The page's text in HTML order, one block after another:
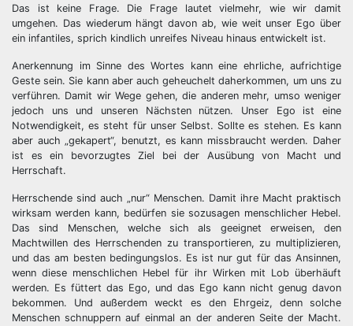
Das ist keine Frage. Die Frage lautet vielmehr, wie wir damit
umgehen. Das wiederum hängt davon ab, wie weit unser Ego über
ein infantiles, sprich kindlich unreifes Niveau hinaus entwickelt ist.
Anerkennung im Sinne des Wortes kann eine ehrliche, aufrichtige
Geste sein. Sie kann aber auch geheuchelt daherkommen, um uns zu
verführen. Damit wir Wege gehen, die anderen mehr, umso weniger
jedoch uns und unseren Nächsten nützen. Unser Ego ist eine
Notwendigkeit, es steht für unser Selbst. Sollte es stehen. Es kann
aber auch „gekapert“, benutzt, es kann missbraucht werden. Daher
ist es ein bevorzugtes Ziel bei der Ausübung von Macht und
Herrschaft.
Herrschende sind auch „nur“ Menschen. Damit ihre Macht praktisch
wirksam werden kann, bedürfen sie sozusagen menschlicher Hebel.
Das sind Menschen, welche sich als geeignet erweisen, den
Machtwillen des Herrschenden zu transportieren, zu multiplizieren,
und das am besten bedingungslos. Es ist nur gut für das Ansinnen,
wenn diese menschlichen Hebel für ihr Wirken mit Lob überhäuft
werden. Es füttert das Ego, und das Ego kann nicht genug davon
bekommen. Und außerdem weckt es den Ehrgeiz, denn solche
Menschen schnuppern auf einmal an der anderen Seite der Macht.